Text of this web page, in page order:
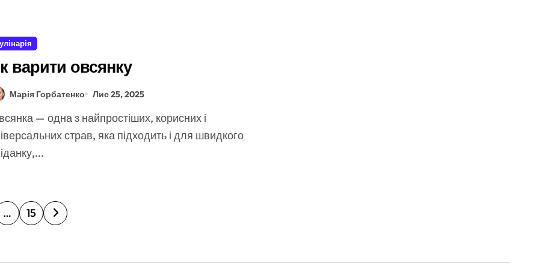
варити овсянку
Марія Горбатенко Лис 25, 2025
страв, яка підходить і для швидкого
… 15